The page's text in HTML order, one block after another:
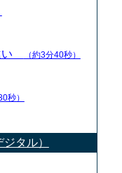
い （約3分40秒）
秒）
タル）